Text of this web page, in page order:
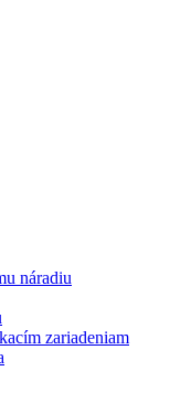
náradiu
zariadeniam